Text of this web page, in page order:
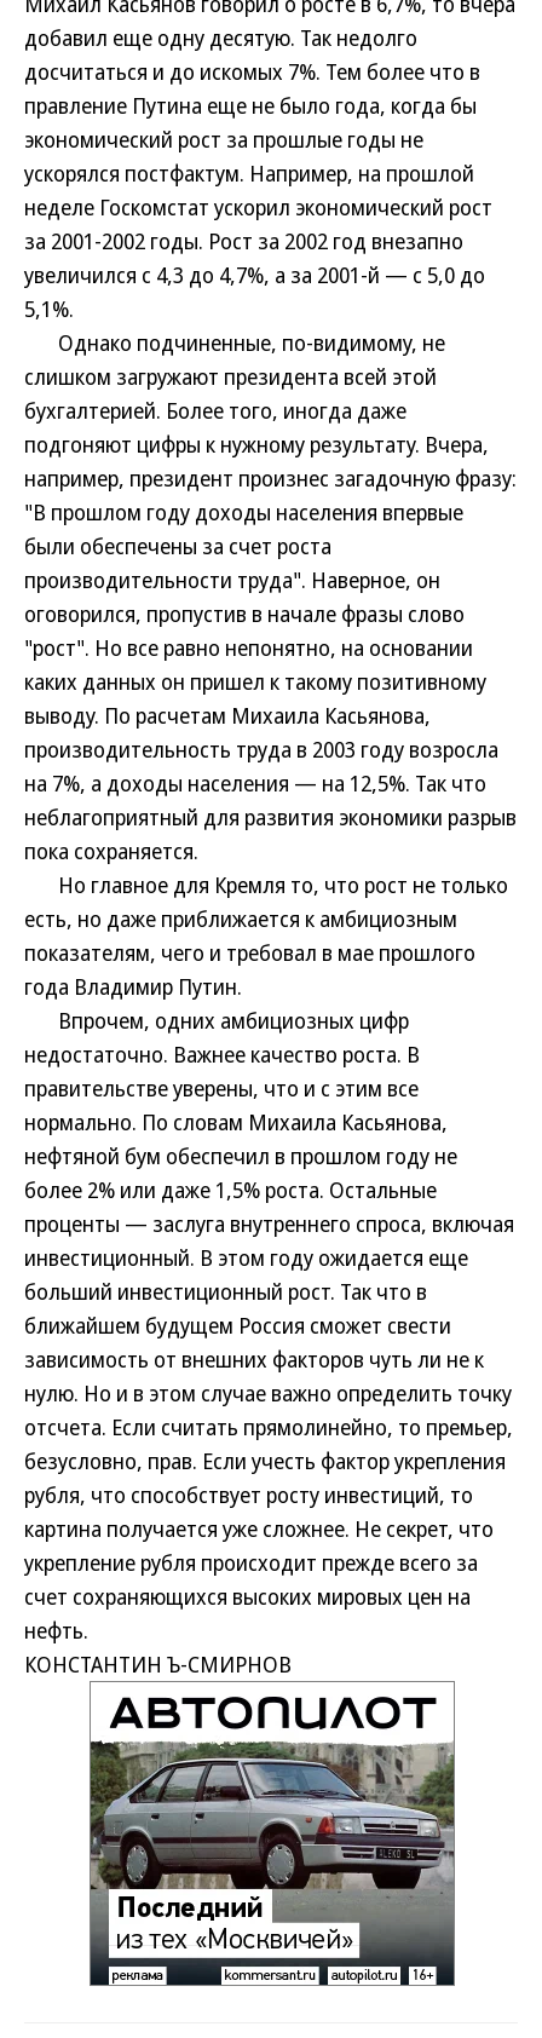
добавил еще одну десятую. Так недолго
досчитаться и до искомых 7%. Тем более что в
правление Путина еще не было года, когда бы
экономический рост за прошлые годы не
ускорялся постфактум. Например, на прошлой
неделе Госкомстат ускорил экономический рост
за 2001-2002 годы. Рост за 2002 год внезапно
увеличился с 4,3 до 4,7%, а за 2001-й — c 5,0 до
5,1%.
Однако подчиненные, по-видимому, не
слишком загружают президента всей этой
бухгалтерией. Более того, иногда даже
подгоняют цифры к нужному результату. Вчера,
например, президент произнес загадочную фразу:
"В прошлом году доходы населения впервые
были обеспечены за счет роста
производительности труда". Наверное, он
оговорился, пропустив в начале фразы слово
"рост". Но все равно непонятно, на основании
каких данных он пришел к такому позитивному
выводу. По расчетам Михаила Касьянова,
производительность труда в 2003 году возросла
на 7%, а доходы населения — на 12,5%. Так что
неблагоприятный для развития экономики разрыв
пока сохраняется.
Но главное для Кремля то, что рост не только
есть, но даже приближается к амбициозным
показателям, чего и требовал в мае прошлого
года Владимир Путин.
Впрочем, одних амбициозных цифр
недостаточно. Важнее качество роста. В
правительстве уверены, что и с этим все
нормально. По словам Михаила Касьянова,
нефтяной бум обеспечил в прошлом году не
более 2% или даже 1,5% роста. Остальные
проценты — заслуга внутреннего спроса, включая
инвестиционный. В этом году ожидается еще
больший инвестиционный рост. Так что в
ближайшем будущем Россия сможет свести
зависимость от внешних факторов чуть ли не к
нулю. Но и в этом случае важно определить точку
отсчета. Если считать прямолинейно, то премьер,
безусловно, прав. Если учесть фактор укрепления
рубля, что способствует росту инвестиций, то
картина получается уже сложнее. Не секрет, что
укрепление рубля происходит прежде всего за
счет сохраняющихся высоких мировых цен на
нефть.
КОНСТАНТИН Ъ-СМИРНОВ